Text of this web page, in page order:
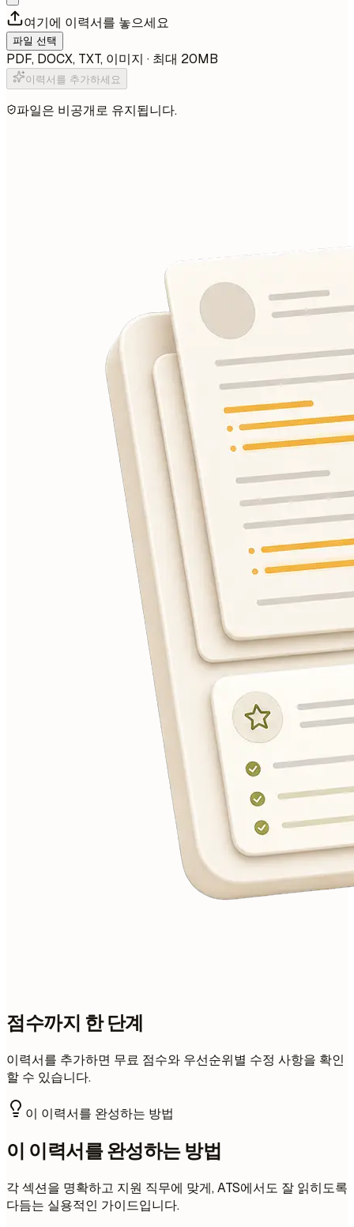
여기에 이력서를 놓으세요
파일 선택
PDF, DOCX, TXT, 이미지 · 최대 20MB
이력서를 추가하세요
파일은 비공개로 유지됩니다.
점수까지 한 단계
이력서를 추가하면 무료 점수와 우선순위별 수정 사항을 확인
할 수 있습니다.
이 이력서를 완성하는 방법
이 이력서를 완성하는 방법
각 섹션을 명확하고 지원 직무에 맞게, ATS에서도 잘 읽히도록
다듬는 실용적인 가이드입니다.